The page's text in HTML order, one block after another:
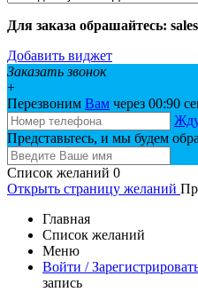
Для заказа обрашайтесь:
Добавить виджет
Заказать звонок
+
Перезвоним Вам через 00:90
Представьтесь, и мы будем
Список желаний 0
Открыть страницу желаний
Главная
Список желаний
Меню
Войти /
запись